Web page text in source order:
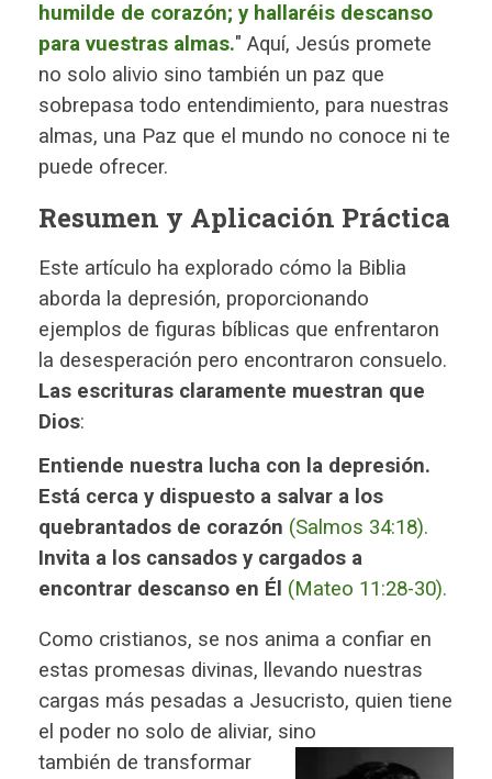
humilde de corazón; y hallaréis descanso
para vuestras almas." Aquí, Jesús promete
no solo alivio sino también un paz que
sobrepasa todo entendimiento, para nuestras
almas, una Paz que el mundo no conoce ni te
puede ofrecer.
Resumen y Aplicación Práctica
Este artículo ha explorado cómo la Biblia
aborda la depresión, proporcionando
ejemplos de figuras bíblicas que enfrentaron
la desesperación pero encontraron consuelo.
Las escrituras claramente muestran que
Dios:
Entiende nuestra lucha con la depresión.
Está cerca y dispuesto a salvar a los
quebrantados de corazón (Salmos 34:18).
Invita a los cansados y cargados a
encontrar descanso en Él (Mateo 11:28-30).
Como cristianos, se nos anima a confiar en
estas promesas divinas, llevando nuestras
cargas más pesadas a Jesucristo, quien tiene
el poder no solo de aliviar, sino
también de transformar